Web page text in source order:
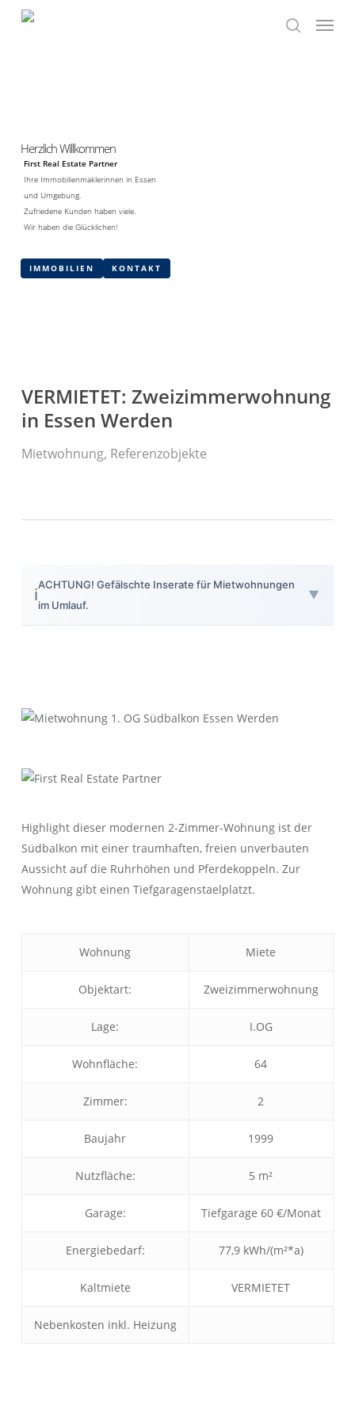
search
Menu
Herzlich Willkommen
First Real Estate Partner
Ihre Immobilienmaklerinnen in Essen
und Umgebung.
Zufriedene Kunden haben viele.
Wir haben die Glücklichen!
IMMOBILIEN KONTAKT
Herzlich Willkommen
IMMOBILIEN KONTAKT
Herzlich Willkommen
First Real Estate Partner
Sie suchen eine Immobilie
Dann möchten wir Ihre erste Adresse
IMMOBILIEN KONTAKT
Herzlich Willkommen
Sie wollen bei einem Jobwechsel oder Ortswechsel
Wir bieten ein individuelles Rundumsorglospaket!
IMMOBILIEN KONTAKT
VERMIETET: Zweizimmerwohnung
in Essen Werden
Mietwohnung, Referenzobjekte
ℹ️
ACHTUNG! Gefälschte Inserate für Mietwohnungen
im Umlauf.
▼
Highlight dieser modernen 2-Zimmer-Wohnung ist der
Südbalkon mit einer traumhaften, freien unverbauten
Aussicht auf die Ruhrhöhen und Pferdekoppeln. Zur
Wohnung gibt einen Tiefgaragenstaelplatzt.
Wohnung Miete
Objektart: Zweizimmerwohnung
Lage: I.OG
Wohnfläche: 64
Zimmer: 2
Baujahr 1999
Nutzfläche: 5 m²
Garage: Tiefgarage 60 €/Monat
Energiebedarf: 77,9 kWh/(m²*a)
Kaltmiete VERMIETET
Nebenkosten inkl. Heizung